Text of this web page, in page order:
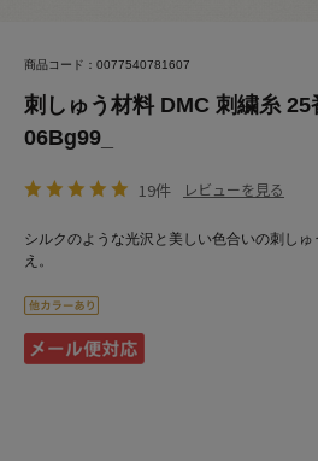
商品コード：0077540781607
刺しゅう材料 DMC 刺繍糸 25
06Bg99_
19件 レビューを見る
シルクのような光沢と美しい色合いの刺し
え。